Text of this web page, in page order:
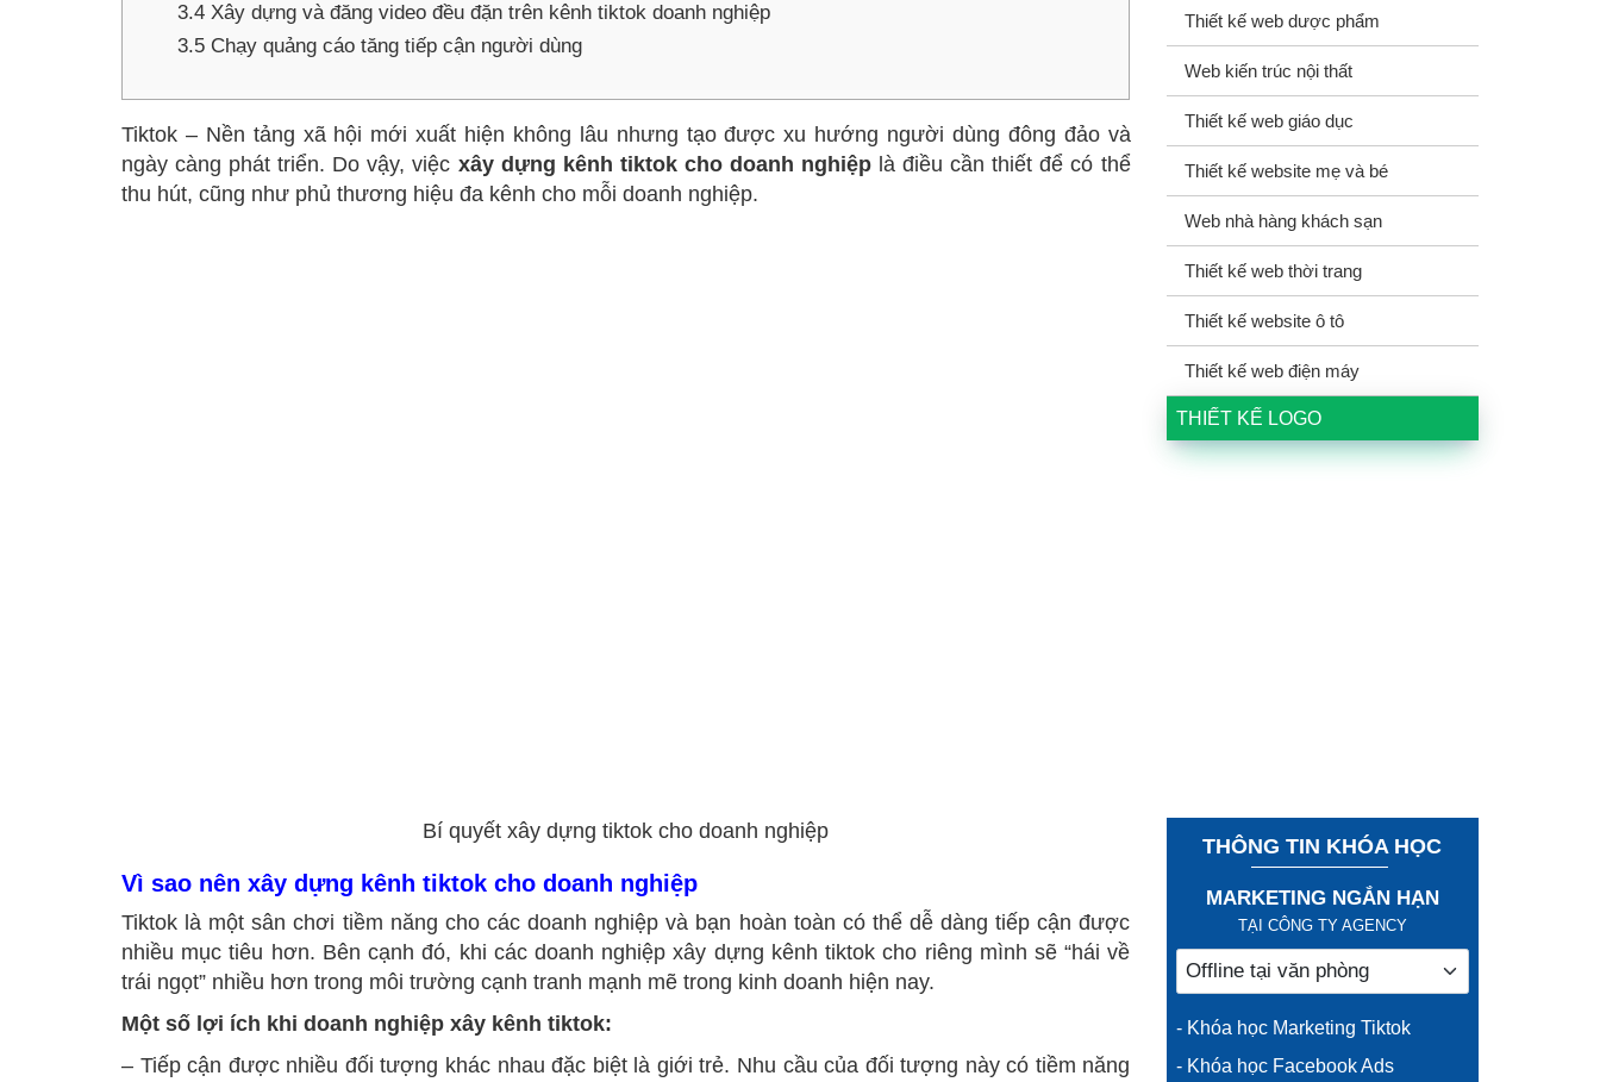
3.4Xây dựng và đăng video đều đặn trên kênh tiktok doanh nghiệp
3.5Chạy quảng cáo tăng tiếp cận người dùng
Tiktok – Nền tảng xã hội mới xuất hiện không lâu nhưng tạo được xu hướng người dùng đông đảo và
ngày càng phát triển. Do vậy, việc xây dựng kênh tiktok cho doanh nghiệplà điều cần thiết để có thể
thu hút, cũng như phủ thương hiệu đa kênh cho mỗi doanh nghiệp.
Bí quyết xây dựng tiktok cho doanh nghiệp
Vì sao nên xây dựng kênh tiktok cho doanh nghiệp
Tiktok là một sân chơi tiềm năng cho các doanh nghiệp và bạn hoàn toàn có thể dễ dàng tiếp cận được
nhiều mục tiêu hơn. Bên cạnh đó, khi các doanh nghiệp xây dựng kênh tiktok cho riêng mình sẽ “hái về
trái ngọt” nhiều hơn trong môi trường cạnh tranh mạnh mẽ trong kinh doanh hiện nay.
Một số lợi ích khi doanh nghiệp xây kênh tiktok:
– Tiếp cận được nhiều đối tượng khác nhau đặc biệt là giới trẻ. Nhu cầu của đối tượng này có tiềm năng
Thiết kế web dược phẩm
Web kiến trúc nội thất
Thiết kế web giáo dục
Thiết kế website mẹ và bé
Web nhà hàng khách sạn
Thiết kế web thời trang
Thiết kế website ô tô
Thiết kế web điện máy
THIẾT KẾ LOGO
THÔNG TIN KHÓA HỌC
MARKETING NGẮN HẠN
TẠI CÔNG TY AGENCY
- Khóa học Marketing Tiktok
- Khóa học Facebook Ads